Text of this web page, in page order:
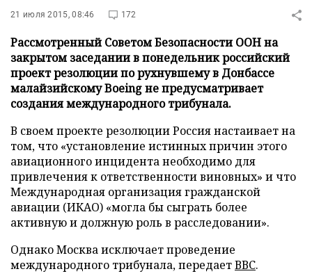
21 июля 2015, 08:46 172
Рассмотренный Советом Безопасности ООН на
закрытом заседании в понедельник российский
проект резолюции по рухнувшему в Донбассе
малайзийскому Boeing не предусматривает
создания международного трибунала.
В своем проекте резолюции Россия настаивает на
том, что «установление истинных причин этого
авиационного инцидента необходимо для
привлечения к ответственности виновных» и что
Международная организация гражданской
авиации (ИКАО) «могла бы сыграть более
активную и должную роль в расследовании».
Однако Москва исключает проведение
международного трибунала, передаетВВС.